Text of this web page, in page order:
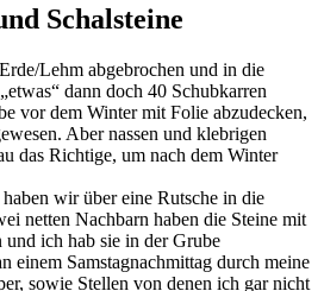
Schalsteine
Lehm abgebrochen und in die
dann doch 40 Schubkarren
vor dem Winter mit Folie abzudecken,
Aber nassen und klebrigen
das Richtige, um nach dem Winter
wir über eine Rutsche in die
netten Nachbarn haben die Steine mit
und ich hab sie in der Grube
einem Samstagnachmittag durch meine
sowie Stellen von denen ich gar nicht